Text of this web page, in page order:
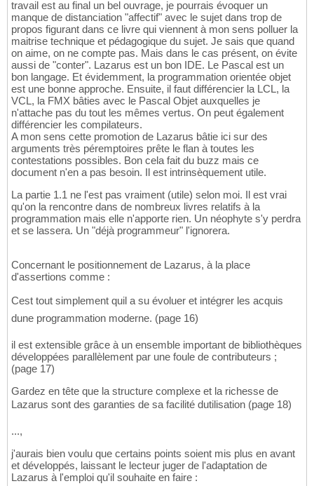
travail est au final un bel ouvrage, je pourrais évoquer un
manque de distanciation "affectif" avec le sujet dans trop de
propos figurant dans ce livre qui viennent à mon sens polluer la
maitrise technique et pédagogique du sujet. Je sais que quand
on aime, on ne compte pas. Mais dans le cas présent, on évite
aussi de "conter". Lazarus est un bon IDE. Le Pascal est un
bon langage. Et évidemment, la programmation orientée objet
est une bonne approche. Ensuite, il faut différencier la LCL, la
VCL, la FMX bâties avec le Pascal Objet auxquelles je
n'attache pas du tout les mêmes vertus. On peut également
différencier les compilateurs.
A mon sens cette promotion de Lazarus bâtie ici sur des
arguments très péremptoires prête le flan à toutes les
contestations possibles. Bon cela fait du buzz mais ce
document n'en a pas besoin. Il est intrinsèquement utile.
La partie 1.1 ne l'est pas vraiment (utile) selon moi. Il est vrai
qu'on la rencontre dans de nombreux livres relatifs à la
programmation mais elle n'apporte rien. Un néophyte s'y perdra
et se lassera. Un "déjà programmeur" l'ignorera.
Concernant le positionnement de Lazarus, à la place
d'assertions comme :
Cest tout simplement quil a su évoluer et intégrer les acquis
dune programmation moderne. (page 16)
il est extensible grâce à un ensemble important de bibliothèques
développées parallèlement par une foule de contributeurs ;
(page 17)
Gardez en tête que la structure complexe et la richesse de
Lazarus sont des garanties de sa facilité dutilisation (page 18)
...,
j'aurais bien voulu que certains points soient mis plus en avant
et développés, laissant le lecteur juger de l'adaptation de
Lazarus à l'emploi qu'il souhaite en faire :